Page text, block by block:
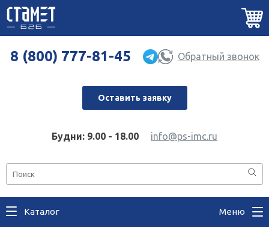
8 (800) 777-81-45 Обратный звонок
Оставить заявку
Будни: 9.00 - 18.00 info@ps-imc.ru
Каталог Меню